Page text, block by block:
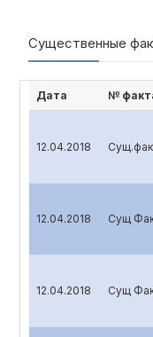
Существенные
Дата №
12.04.2018
12.04.2018 Сущ
12.04.2018 Сущ